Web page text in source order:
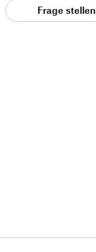
Frage stellen